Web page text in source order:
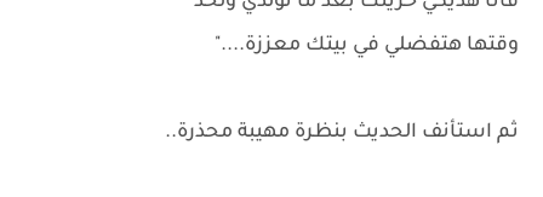
وقتها هتفضلي في بيتك معززة...."
ثم استأنف الحديث بنظرة مهيبة محذرة..